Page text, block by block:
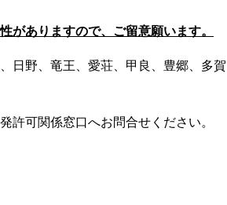
がありますので、ご留意願います。
日野、竜王、愛荘、甲良、豊郷、多賀
可関係窓口へお問合せください。